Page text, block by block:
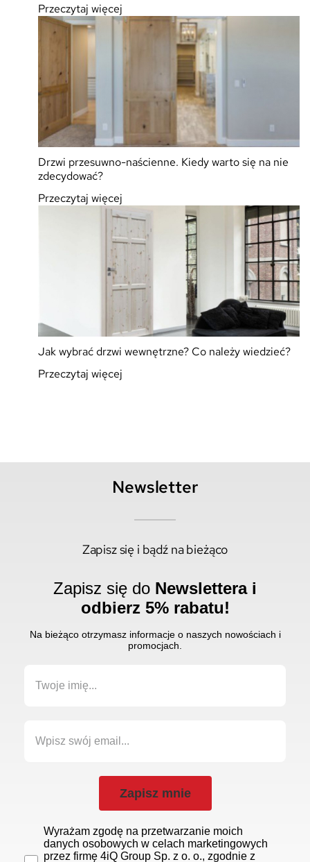
Przeczytaj więcej
Drzwi przesuwno-naścienne. Kiedy warto się na nie
zdecydować?
Przeczytaj więcej
Jak wybrać drzwi wewnętrzne? Co należy wiedzieć?
Przeczytaj więcej
Newsletter
Zapisz się i bądź na bieżąco
Zapisz się do Newslettera i
odbierz 5% rabatu!
Na bieżąco otrzymasz informacje o naszych nowościach i
promocjach.
Zapisz mnie
Wyrażam zgodę na przetwarzanie moich
danych osobowych w celach marketingowych
przez firmę 4iQ Group Sp. z o. o., zgodnie z